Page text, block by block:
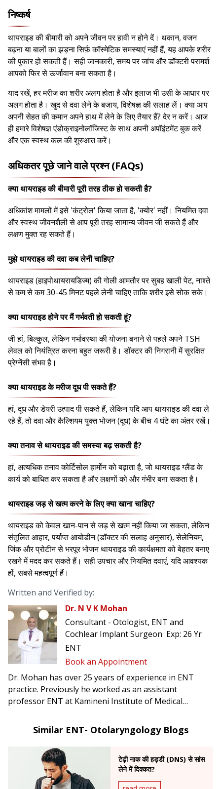
निष्कर्ष
थायराइड की बीमारी को अपने जीवन पर हावी न होने दें। थकान, वजन
बढ़ना या बालों का झड़ना सिर्फ़ कॉस्मेटिक समस्याएं नहीं हैं, यह आपके शरीर
की पुकार हो सकती हैं। सही जानकारी, समय पर जांच और डॉक्टरी परामर्श
आपको फिर से ऊर्जावान बना सकता है।
याद रखें, हर मरीज का शरीर अलग होता है और इलाज भी उसी के आधार पर
अलग होता है। खुद से दवा लेने के बजाय, विशेषज्ञ की सलाह लें। क्या आप
अपनी सेहत की कमान अपने हाथ में लेने के लिए तैयार हैं? देर न करें। आज
ही हमारे विशेषज्ञ एंडोक्राइनोलॉजिस्ट के साथ अपनी अपॉइंटमेंट बुक करें
और एक स्वस्थ कल की शुरुआत करें।
अधिकतर पूछे जाने वाले प्रश्न (FAQs)
क्या थायराइड की बीमारी पूरी तरह ठीक हो सकती है?
अधिकांश मामलों में इसे 'कंट्रोल' किया जाता है, 'क्योर' नहीं। नियमित दवा
और स्वस्थ जीवनशैली से आप पूरी तरह सामान्य जीवन जी सकते हैं और
लक्षण मुक्त रह सकते हैं।
मुझे थायराइड की दवा कब लेनी चाहिए?
थायराइड (हाइपोथायरायडिज्म) की गोली आमतौर पर सुबह खाली पेट, नाश्ते
से कम से कम 30-45 मिनट पहले लेनी चाहिए ताकि शरीर इसे सोक सके।
क्या थायराइड होने पर मैं गर्भवती हो सकती हूं?
जी हां, बिल्कुल, लेकिन गर्भावस्था की योजना बनाने से पहले अपने TSH
लेवल को नियंत्रित करना बहुत जरूरी है। डॉक्टर की निगरानी में सुरक्षित
प्रेग्नेंसी संभव है।
क्या थायराइड के मरीज दूध पी सकते हैं?
हां, दूध और डेयरी उत्पाद पी सकते हैं, लेकिन यदि आप थायराइड की दवा ले
रहे हैं, तो दवा और कैल्शियम युक्त भोजन (दूध) के बीच 4 घंटे का अंतर रखें।
क्या तनाव से थायराइड की समस्या बढ़ सकती है?
हां, अत्यधिक तनाव कोर्टिसोल हार्मोन को बढ़ाता है, जो थायराइड ग्लैंड के
कार्य को बाधित कर सकता है और लक्षणों को और गंभीर बना सकता है।
थायराइड जड़ से खत्म करने के लिए क्या खाना चाहिए?
थायराइड को केवल खान-पान से जड़ से खत्म नहीं किया जा सकता, लेकिन
संतुलित आहार, पर्याप्त आयोडीन (डॉक्टर की सलाह अनुसार), सेलेनियम,
जिंक और प्रोटीन से भरपूर भोजन थायराइड की कार्यक्षमता को बेहतर बनाए
रखने में मदद कर सकते हैं। सही उपचार और नियमित दवाएं, यदि आवश्यक
हों, सबसे महत्वपूर्ण हैं।
Written and Verified by:
Dr. N V K Mohan
Consultant - Otologist, ENT and
Cochlear Implant Surgeon Exp: 26 Yr
ENT
Book an Appointment
Dr. Mohan has over 25 years of experience in ENT
practice. Previously he worked as an assistant
professor ENT at Kamineni Institute of Medical
Mahboob Nagar. Dr. Mohan has worked in Tertiary
Referral Hospital in UK for 4 years
Similar ENT- Otolaryngology Blogs
टेढ़ी नाक की हड्डी (DNS) से सांस
लेने में दिक्कत?